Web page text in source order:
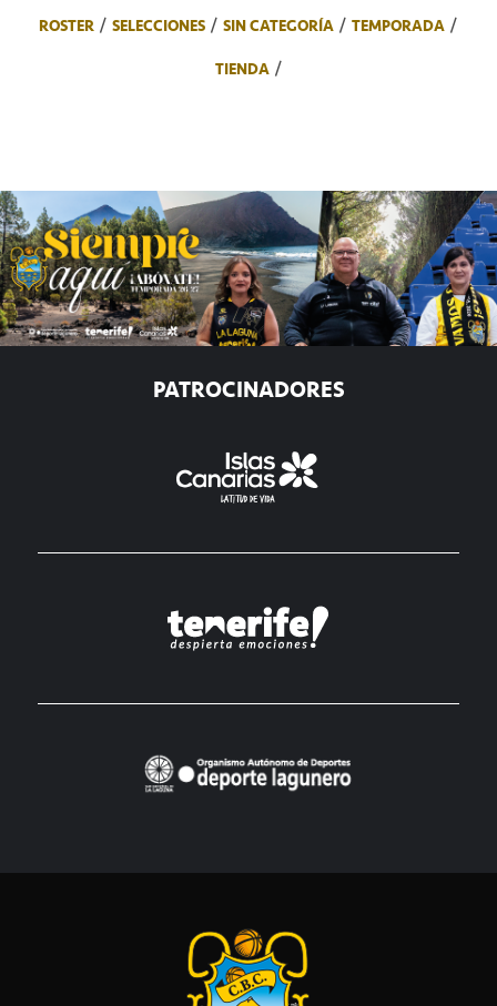
ROSTER
SELECCIONES SIN CATEGORÍA
TEMPORADA
TIENDA
PATROCINADORES